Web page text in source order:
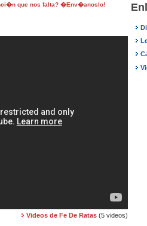
que nos falta? �Env�anoslo!
Videos de Fe De Ratas (5 videos)